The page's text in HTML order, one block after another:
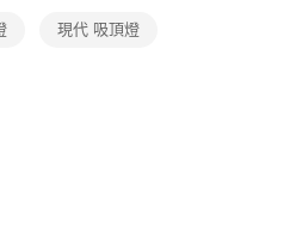
之訂單仍視為有效，需透過AFTEE先享
等相關疑問，請聯繫「AFTEE先享後付
現代 吸頂燈